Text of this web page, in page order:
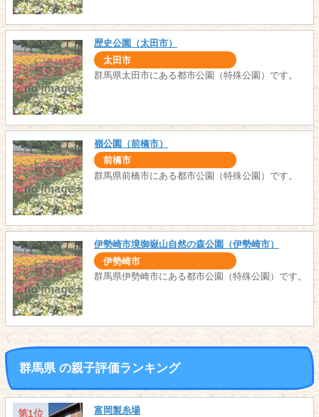
歴史公園（太田市）
太田市
群馬県太田市にある都市公園（特殊公園）です。
嶺公園（前橋市）
前橋市
群馬県前橋市にある都市公園（特殊公園）です。
伊勢崎市境御嶽山自然の森公園（伊勢崎市）
伊勢崎市
群馬県伊勢崎市にある都市公園（特殊公園）です。
群馬県 の親子評価ランキング
第1位 富岡製糸場